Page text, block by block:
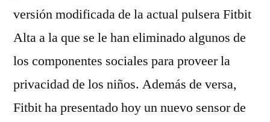
versión modificada de la actual pulsera Fitbit
Alta a la que se le han eliminado algunos de
los componentes sociales para proveer la
privacidad de los niños. Además de versa,
Fitbit ha presentado hoy un nuevo sensor de